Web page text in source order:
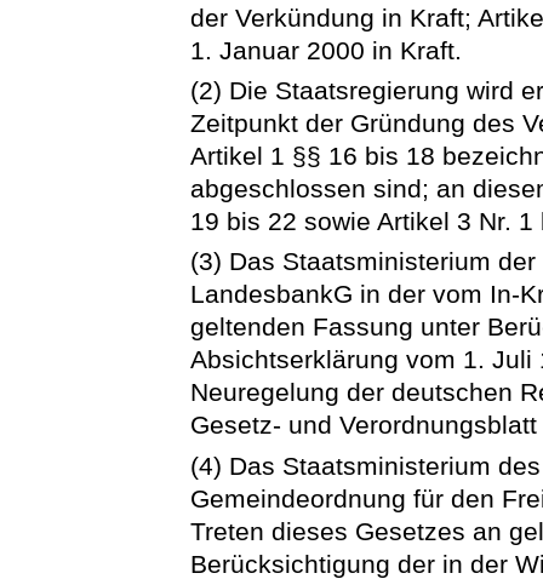
der Verkündung in Kraft;
1. Januar 2000 in Kraft.
(2) Die Staatsregierung wird
Zeitpunkt der Gründung des
Artikel 1 §§ 16 bis 18
abgeschlossen sind; an
19 bis 22 sowie Artikel 3 Nr.
(3) Das Staatsministerium
LandesbankG in der vom In-
geltenden Fassung unter
Absichtserklärung vom 1.
Neuregelung der deutschen
Gesetz- und
(4) Das Staatsministerium
Gemeindeordnung für den
Treten dieses Gesetzes an
Berücksichtigung der in der